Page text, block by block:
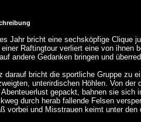
Jahr bricht eine sechsköpfige Clique
Raftingtour verliert eine von ihnen
andere Gedanken bringen und
darauf bricht die sportliche Gruppe zu
unterirdischen Höhlen. Von
gepackt, bahnen sie sich
durch herab fallende Felsen
vorbei und Misstrauen keimt unter